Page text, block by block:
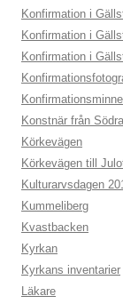
Konfirmation i
Konfirmation i
Konfirmation i
Konfirmationsminne
Konstnär från
Körkevägen
Körkevägen till
Kulturarvsdagen
Kummeliberg
Kvastbacken
Kyrkan
Kyrkans inventarier
Läkare